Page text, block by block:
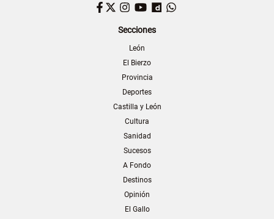
Facebook
TwitterInstagram
YouTubeDailymotion
Secciones
León
El Bierzo
Provincia
Deportes
Castilla y León
Cultura
Sanidad
Sucesos
A Fondo
Destinos
Opinión
El Gallo